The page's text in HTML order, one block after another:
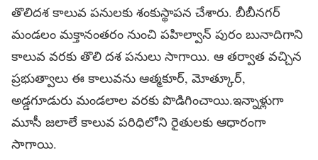
తొలిదశ కాలువ పనులకు శంకుస్థాపన చేశారు. బీబీనగర్
మండలం మక్తానంతరం నుంచి పహిల్వాన్ పురం బునాదిగాని
కాలువ వరకు తొలి దశ పనులు సాగాయి. ఆ తర్వాత వచ్చిన
ప్రభుత్వాలు ఈ కాలువను ఆత్మకూర్, మోత్కూర్,
అడ్డగూడురు మండలాల వరకు పొడిగించాయి.ఇన్నాళ్లుగా
మూసీ జలాలే కాలువ పరిధిలోని రైతులకు ఆధారంగా
సాగాయి.